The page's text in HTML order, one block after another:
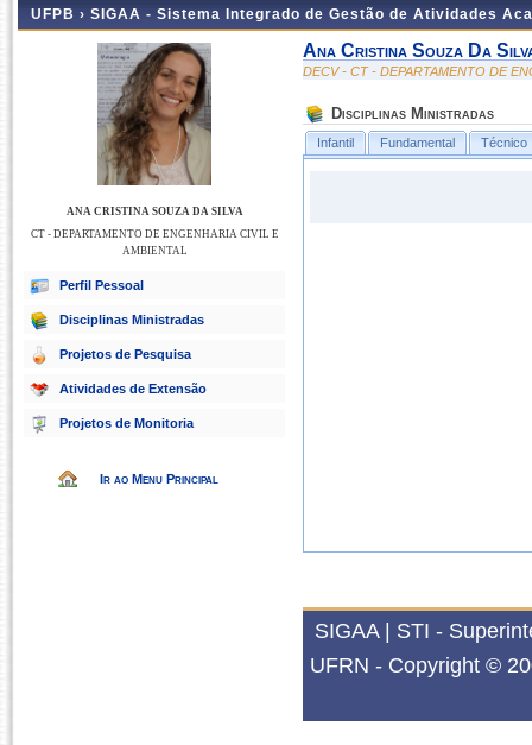
UFPB › SIGAA - Sistema Integrado de Gestão de Atividades
ANA CRISTINA SOUZA DA SILVA
CT - DEPARTAMENTO DE ENGENHARIA CIVIL E
AMBIENTAL
Perfil Pessoal
Disciplinas Ministradas
Projetos de Pesquisa
Atividades de Extensão
Projetos de Monitoria
Ir ao Menu Principal
Ana Cristina Souza Da
DECV - CT - DEPARTAMENTO DE
Disciplinas Ministradas
Infantil Fundamental Técnico
SIGAA | STI -
UFRN - Copyright ©